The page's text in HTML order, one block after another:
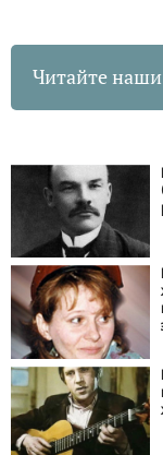
Читайте наши